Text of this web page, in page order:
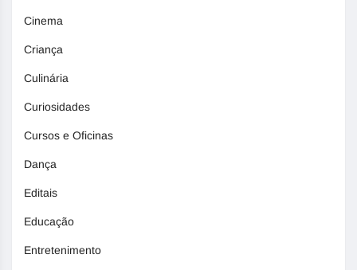
Cinema
Criança
Culinária
Curiosidades
Cursos e Oficinas
Dança
Editais
Educação
Entretenimento